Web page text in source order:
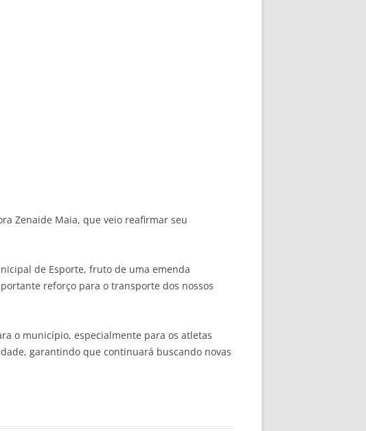
Zenaide Maia, que veio reafirmar seu
de Esporte, fruto de uma emenda
reforço para o transporte dos nossos
o município, especialmente para os atletas
garantindo que continuará buscando novas